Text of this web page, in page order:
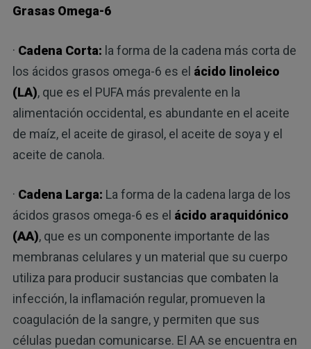
Grasas Omega-6
· Cadena Corta: la forma de la cadena más corta de
los ácidos grasos omega-6 es el ácido linoleico
(LA), que es el PUFA más prevalente en la
alimentación occidental, es abundante en el aceite
de maíz, el aceite de girasol, el aceite de soya y el
aceite de canola.
· Cadena Larga: La forma de la cadena larga de los
ácidos grasos omega-6 es el ácido araquidónico
(AA), que es un componente importante de las
membranas celulares y un material que su cuerpo
utiliza para producir sustancias que combaten la
infección, la inflamación regular, promueven la
coagulación de la sangre, y permiten que sus
células puedan comunicarse. El AA se encuentra en